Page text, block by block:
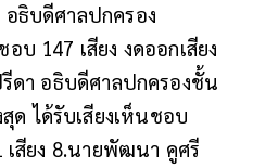
อธิบดีศาลปกครอง
บ 147 เสียง งดออกเสียง
ดา อธิบดีศาลปกครองชั้น
ด ได้รับเสียงเห็นชอบ
เสียง 8.นายพัฒนา คูศรี